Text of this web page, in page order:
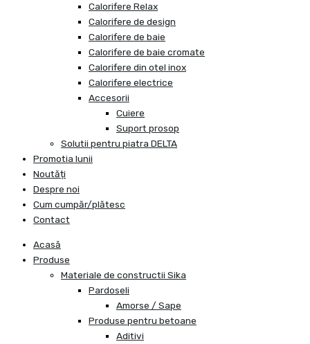
Calorifere Relax
Calorifere de design
Calorifere de baie
Calorifere de baie cromate
Calorifere din otel inox
Calorifere electrice
Accesorii
Cuiere
Suport prosop
Solutii pentru piatra DELTA
Promotia lunii
Noutăți
Despre noi
Cum cumpăr/plătesc
Contact
Acasă
Produse
Materiale de constructii Sika
Pardoseli
Amorse / Sape
Produse pentru betoane
Aditivi